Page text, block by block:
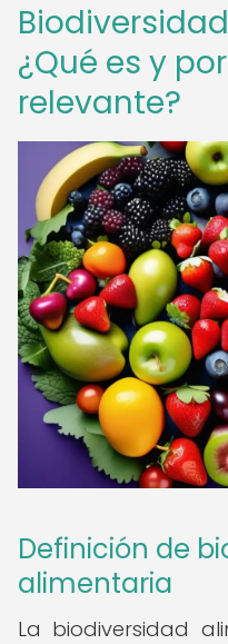
¿Qué es y
relevante?
Definición de
alimentaria
La biodiversidad